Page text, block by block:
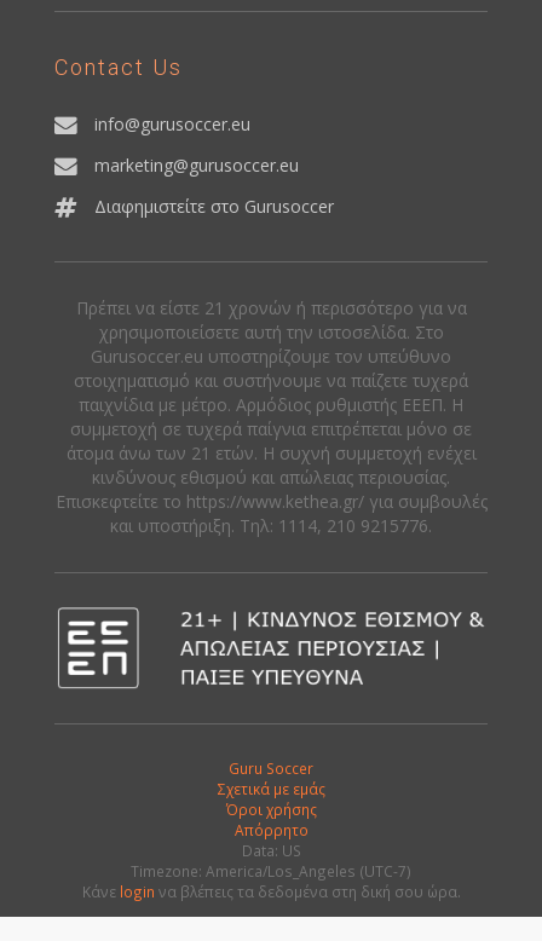
Contact Us
info@gurusoccer.eu
marketing@gurusoccer.eu
Διαφημιστείτε στο Gurusoccer
Πρέπει να είστε 21 χρονών ή περισσότερο για να
χρησιμοποιείσετε αυτή την ιστοσελίδα. Στο
Gurusoccer.eu υποστηρίζουμε τον υπεύθυνο
στοιχηματισμό και συστήνουμε να παίζετε τυχερά
παιχνίδια με μέτρο. Αρμόδιος ρυθμιστής ΕΕΕΠ. Η
συμμετοχή σε τυχερά παίγνια επιτρέπεται μόνο σε
άτομα άνω των 21 ετών. Η συχνή συμμετοχή ενέχει
κινδύνους εθισμού και απώλειας περιουσίας.
Eπισκεφτείτε το https://www.kethea.gr/ για συμβουλές
και υποστήριξη. Tηλ: 1114, 210 9215776.
Guru Soccer
Σχετικά με εμάς
Όροι χρήσης
Απόρρητο
Data: US
Timezone: America/Los_Angeles (UTC-7)
Κάνε login να βλέπεις τα δεδομένα στη δική σου ώρα.